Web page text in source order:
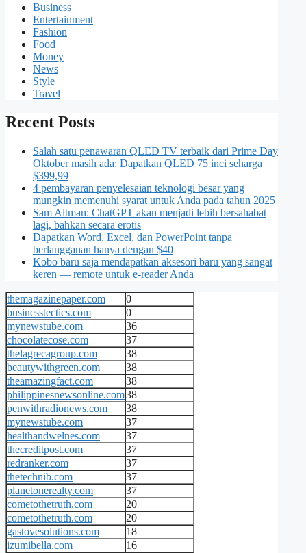
Business
Entertainment
Fashion
Food
Money
News
Style
Travel
Recent Posts
Salah satu penawaran QLED TV terbaik dari Prime Day
Oktober masih ada: Dapatkan QLED 75 inci seharga
$399,99
4 pembayaran penyelesaian teknologi besar yang
mungkin memenuhi syarat untuk Anda pada tahun 2025
Sam Altman: ChatGPT akan menjadi lebih bersahabat
lagi, bahkan secara erotis
Dapatkan Word, Excel, dan PowerPoint tanpa
berlangganan hanya dengan $40
Kobo baru saja mendapatkan aksesori baru yang sangat
keren — remote untuk e-reader Anda
themagazinepaper.com
0
businesstectics.com
0
mynewstube.com
36
chocolatecose.com
37
thelagrecagroup.com
38
beautywithgreen.com
38
theamazingfact.com
38
philippinesnewsonline.com38
penwithradionews.com
38
mynewstube.com
37
healthandwelnes.com
37
thecreditpost.com
37
redranker.com
37
thetechnib.com
37
planetonerealty.com
37
cometothetruth.com
20
cometothetruth.com
20
gastovesolutions.com
18
izumibella.com
16